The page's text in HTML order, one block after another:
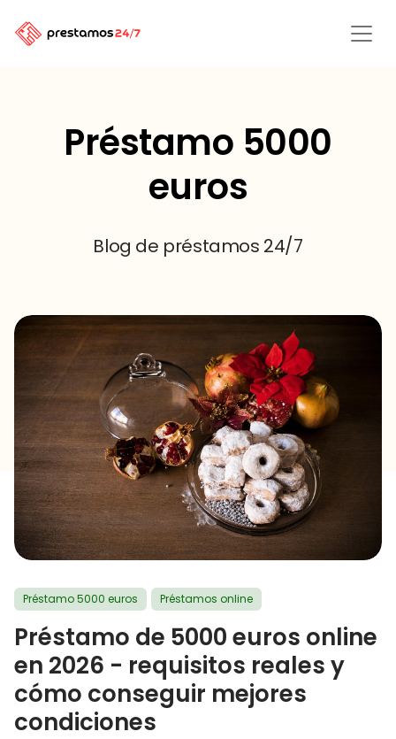
Préstamo 5000
euros
Blog de préstamos 24/7
Préstamo 5000 euros Préstamos online
Préstamo de 5000 euros online
en 2026 - requisitos reales y
cómo conseguir mejores
condiciones